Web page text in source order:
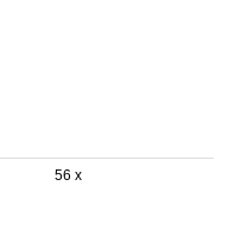
56 x